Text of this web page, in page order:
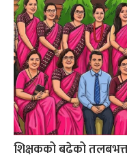
शिक्षकको बढेको